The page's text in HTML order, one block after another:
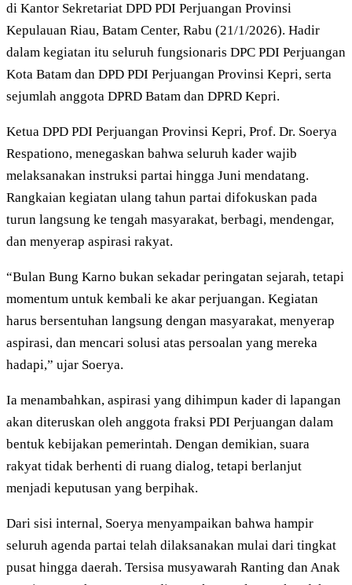
di Kantor Sekretariat DPD PDI Perjuangan Provinsi
Kepulauan Riau, Batam Center, Rabu (21/1/2026). Hadir
dalam kegiatan itu seluruh fungsionaris DPC PDI Perjuangan
Kota Batam dan DPD PDI Perjuangan Provinsi Kepri, serta
sejumlah anggota DPRD Batam dan DPRD Kepri.
Ketua DPD PDI Perjuangan Provinsi Kepri, Prof. Dr. Soerya
Respationo, menegaskan bahwa seluruh kader wajib
melaksanakan instruksi partai hingga Juni mendatang.
Rangkaian kegiatan ulang tahun partai difokuskan pada
turun langsung ke tengah masyarakat, berbagi, mendengar,
dan menyerap aspirasi rakyat.
“Bulan Bung Karno bukan sekadar peringatan sejarah, tetapi
momentum untuk kembali ke akar perjuangan. Kegiatan
harus bersentuhan langsung dengan masyarakat, menyerap
aspirasi, dan mencari solusi atas persoalan yang mereka
hadapi,” ujar Soerya.
Ia menambahkan, aspirasi yang dihimpun kader di lapangan
akan diteruskan oleh anggota fraksi PDI Perjuangan dalam
bentuk kebijakan pemerintah. Dengan demikian, suara
rakyat tidak berhenti di ruang dialog, tetapi berlanjut
menjadi keputusan yang berpihak.
Dari sisi internal, Soerya menyampaikan bahwa hampir
seluruh agenda partai telah dilaksanakan mulai dari tingkat
pusat hingga daerah. Tersisa musyawarah Ranting dan Anak